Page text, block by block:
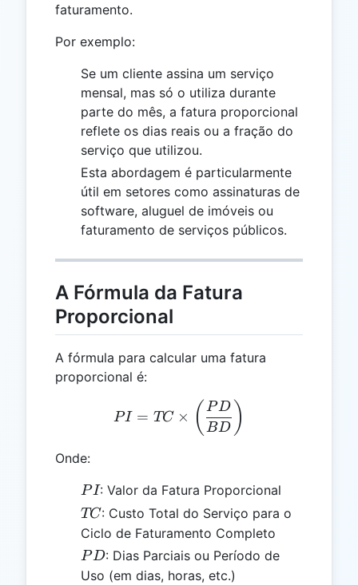
faturamento.
Por exemplo:
Se um cliente assina um serviço
mensal, mas só o utiliza durante
parte do mês, a fatura proporcional
reflete os dias reais ou a fração do
serviço que utilizou.
Esta abordagem é particularmente
útil em setores como assinaturas de
software, aluguel de imóveis ou
faturamento de serviços públicos.
A Fórmula da Fatura
Proporcional
A fórmula para calcular uma fatura
proporcional é:
PI = TC \times
PI = TC × ( BD
PD )
Onde:
PI
PI: Valor da Fatura Proporcional
TC
TC: Custo Total do Serviço para o
Ciclo de Faturamento Completo
PD
PD: Dias Parciais ou Período de
Uso (em dias, horas, etc.)